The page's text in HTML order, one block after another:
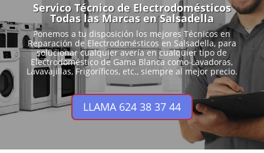
Servico Técnico de Electrodomésticos
Todas las Marcas en Salsadella
Ponemos a tu disposición los mejores Técnicos en
Reparación de Electrodomésticos en Salsadella, para
solucionar cualquier avería en cualquier tipo de
Electrodoméstico de Gama Blanca como Lavadoras,
Lavavajillas, Frigoríficos, etc., siempre al mejor precio.
LLAMA 624 38 37 44